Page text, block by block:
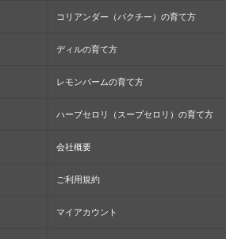
コリアンダー（パクチー）の育て方
ディルの育て方
レモンバームの育て方
ハーブセロリ（スープセロリ）の育て方
会社概要
ご利用規約
マイアカウント